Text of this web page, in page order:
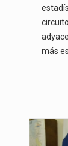
más